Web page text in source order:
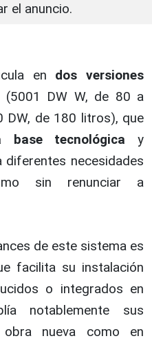
el anuncio.
en dos versiones
(5001 DW W, de 80 a
de 180 litros), que
base tecnológica y
necesidades
sin renunciar a
de este sistema es
facilita su instalación
o integrados en
notablemente sus
nueva como en